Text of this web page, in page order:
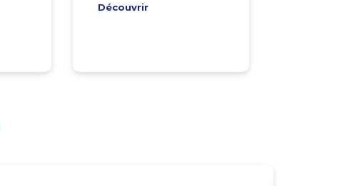
Découvrir